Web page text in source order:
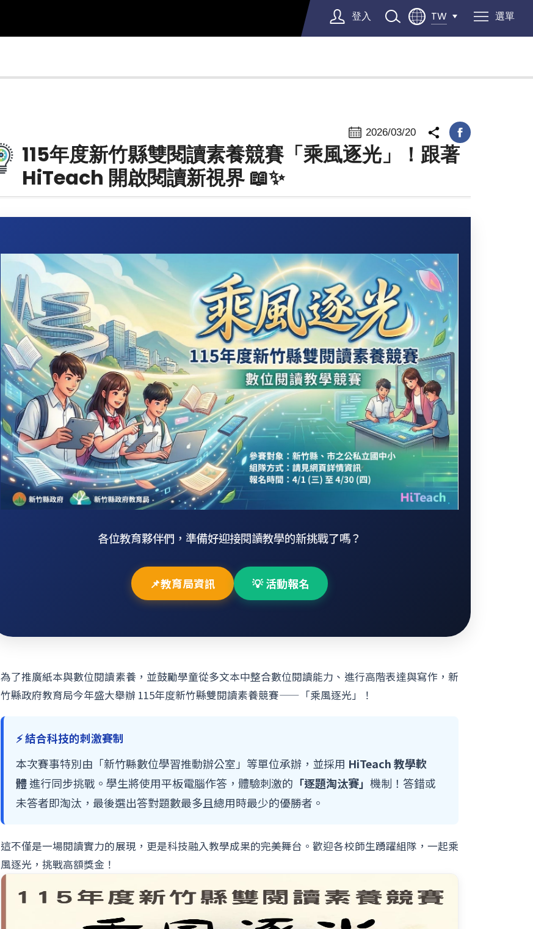
登入 TW 選單
2026/03/20
115年度新竹縣雙閱讀素養競賽「乘風逐光」！跟著
HiTeach 開啟閱讀新視界 📖✨
各位教育夥伴們，準備好迎接閱讀教學的新挑戰了嗎？
📌教育局資訊 💡 活動報名
為了推廣紙本與數位閱讀素養，並鼓勵學童從多文本中整合數位閱讀能力、進行高階表達與寫作，新
竹縣政府教育局今年盛大舉辦 115年度新竹縣雙閱讀素養競賽——「乘風逐光」！
⚡ 結合科技的刺激賽制
本次賽事特別由「新竹縣數位學習推動辦公室」等單位承辦，並採用 HiTeach 教學軟
體進行同步挑戰。學生將使用平板電腦作答，體驗刺激的 「逐題淘汰賽」 機制！答錯或
未答者即淘汰，最後選出答對題數最多且總用時最少的優勝者。
這不僅是一場閱讀實力的展現，更是科技融入教學成果的完美舞台。歡迎各校師生踴躍組隊，一起乘
風逐光，挑戰高額獎金！